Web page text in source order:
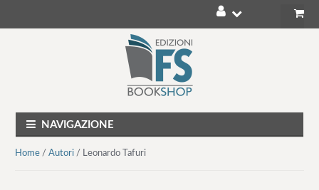
ll
NAVIGAZIONE
Home/ Autori/ Leonardo Tafuri